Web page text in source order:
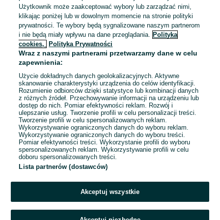
MEDICINE | Warszawa Ursus | 1/2 etatu
3/4 etatu | Praca | Umowa o pracę |
Umowa zlecenie
BrandBQ Sp. z o. o.
Warszawa , Ursus
Niepełny etat
Umowa o pracę, Umowa zlecenie
Doświadczenie nie jest wymagane
Dyspozycyjność: Praca zmianowa, Praca w weekendy
Miejsce pracy: W siedzibie firmy
Odświeżono dnia 27 lipca 2026
Użytkownik może zaakceptować wybory lub zarządzać nimi,
klikając poniżej lub w dowolnym momencie na stronie polityki
prywatności. Te wybory będą sygnalizowane naszym partnerom
i nie będą miały wpływu na dane przeglądania. Polityka
cookies,
Polityka Prywatności
Wraz z naszymi partnerami przetwarzamy dane w celu
zapewnienia:
Użycie dokładnych danych geolokalizacyjnych. Aktywne
skanowanie charakterystyki urządzenia do celów identyfikacji.
Rozumienie odbiorców dzięki statystyce lub kombinacji danych
z różnych źródeł. Przechowywanie informacji na urządzeniu lub
dostęp do nich. Pomiar efektywności reklam. Rozwój i
ulepszanie usług. Tworzenie profili w celu personalizacji treści.
Tworzenie profili w celu spersonalizowanych reklam.
Wykorzystywanie ograniczonych danych do wyboru reklam.
Wykorzystywanie ograniczonych danych do wyboru treści.
Pomiar efektywności treści. Wykorzystanie profili do wyboru
spersonalizowanych reklam. Wykorzystywanie profili w celu
doboru spersonalizowanych treści.
Lista partnerów (dostawców)
Akceptuj wszystkie